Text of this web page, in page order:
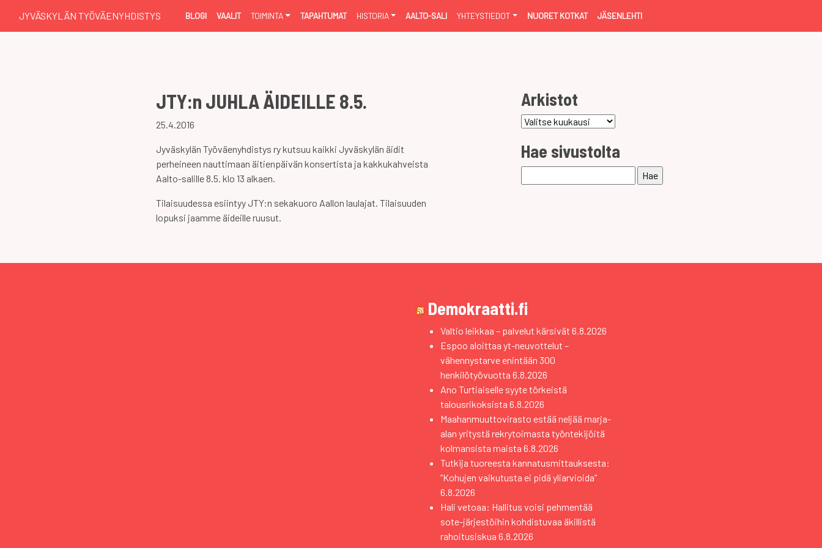
JYVÄSKYLÄN TYÖVÄENYHDISTYS BLOGI VAALIT TOIMINTA TAPAHTUMAT HISTORIA AALTO-SALI YHTEYSTIEDOT NUORET KOTKAT JÄSENLEHTI
JTY:n JUHLA ÄIDEILLE 8.5.
25.4.2016
Jyväskylän Työväenyhdistys ry kutsuu kaikki Jyväskylän äidit
perheineen nauttimaan äitienpäivän konsertista ja kakkukahveista
Aalto-salille 8.5. klo 13 alkaen.
Tilaisuudessa esiintyy JTY:n sekakuoro Aallon laulajat. Tilaisuuden
lopuksi jaamme äideille ruusut.
Arkistot
Arkistot
Hae sivustolta
Demokraatti.fi
Valtio leikkaa – palvelut kärsivät 6.8.2026
Espoo aloittaa yt-neuvottelut –
vähennystarve enintään 300
henkilötyövuotta 6.8.2026
Ano Turtiaiselle syyte törkeistä
talousrikoksista 6.8.2026
Maahanmuuttovirasto estää neljää marja-
alan yritystä rekrytoimasta työntekijöitä
kolmansista maista 6.8.2026
Tutkija tuoreesta kannatusmittauksesta:
”Kohujen vaikutusta ei pidä yliarvioida”
6.8.2026
Hali vetoaa: Hallitus voisi pehmentää
sote-järjestöihin kohdistuvaa äkillistä
rahoitusiskua 6.8.2026